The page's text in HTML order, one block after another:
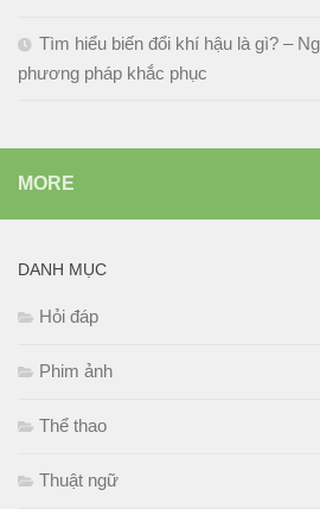
Tìm hiểu biến đổi khí hậu là gì? –
phương pháp khắc phục
MORE
DANH MỤC
Hỏi đáp
Phim ảnh
Thể thao
Thuật ngữ